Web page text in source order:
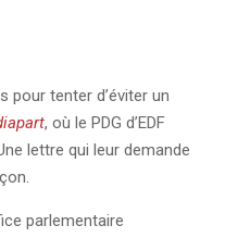
pour tenter d’éviter un
, où le PDG d’EDF
lettre qui leur demande
parlementaire